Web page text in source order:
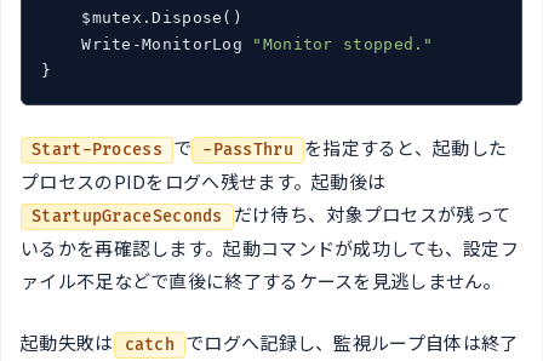
    $mutex.Dispose()
    Write-MonitorLog
"Monitor stopped."
}
Start-Process で -PassThru
を指定すると、起動した
プロセスのPIDをログへ残せます。起動後は
StartupGraceSeconds
だけ待ち、対象プロセスが残って
いるかを再確認します。起動コマンドが成功しても、設定フ
ァイル不足などで直後に終了するケースを見逃しません。
起動失敗は catch
でログへ記録し、監視ループ自体は終了